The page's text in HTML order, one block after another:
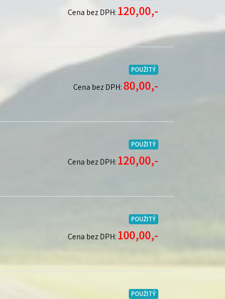
Cena bez DPH: 120,00,-
POUŽITÝ
Cena bez DPH: 80,00,-
POUŽITÝ
Cena bez DPH: 120,00,-
POUŽITÝ
Cena bez DPH: 100,00,-
POUŽITÝ